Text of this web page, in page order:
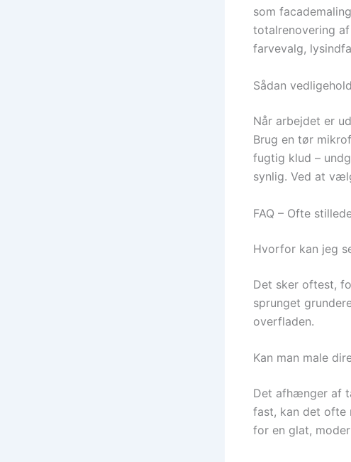
som
totalrenovering
farvevalg,
Sådan
Når arbejdet er
Brug en tør
fugtig klud –
synlig. Ved at
FAQ – Ofte
Hvorfor kan jeg
Det sker oftest,
sprunget
overfladen.
Kan man male
Det afhænger af
fast, kan det ofte
for en glat,